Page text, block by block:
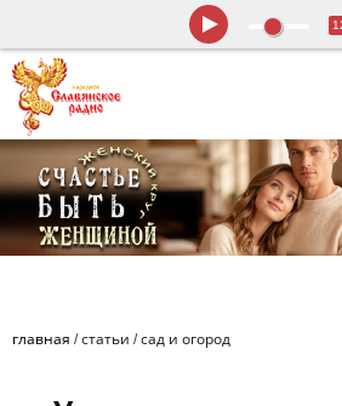
главная /статьи /сад и огород